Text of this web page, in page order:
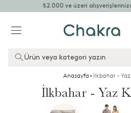
₺2.000 ve üzeri
Ürün veya kategori yazın
Anasayfa>İlkbahar -
İlkbahar - Yaz